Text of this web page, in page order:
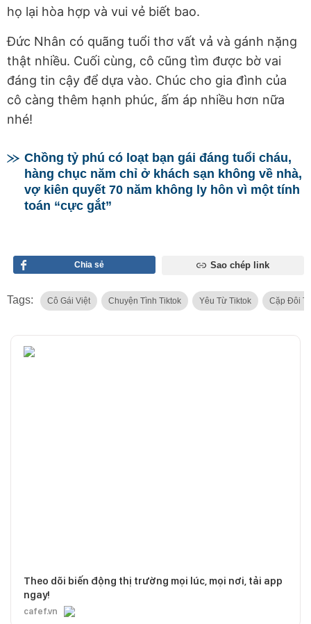
họ lại hòa hợp và vui vẻ biết bao.
Đức Nhân có quãng tuổi thơ vất vả và gánh nặng
thật nhiều. Cuối cùng, cô cũng tìm được bờ vai
đáng tin cậy để dựa vào. Chúc cho gia đình của
cô càng thêm hạnh phúc, ấm áp nhiều hơn nữa
nhé!
Chồng tỷ phú có loạt bạn gái đáng tuổi cháu,
hàng chục năm chỉ ở khách sạn không về nhà,
vợ kiên quyết 70 năm không ly hôn vì một tính
toán “cực gắt”
Chia sẻ Sao chép link
Tags: Cô Gái Việt Chuyện Tình Tiktok Yêu Từ Tiktok Cặp Đôi
Theo dõi biến động thị trường mọi lúc, mọi nơi, tải app
ngay!
cafef.vn